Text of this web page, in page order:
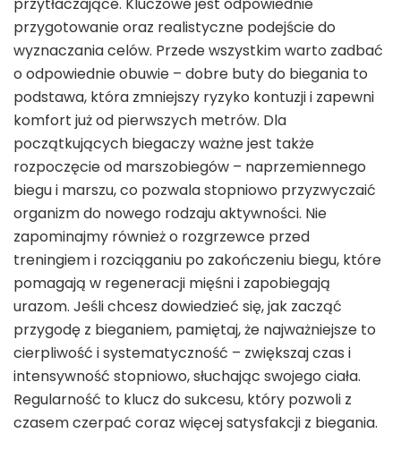
przytłaczające. Kluczowe jest odpowiednie
przygotowanie oraz realistyczne podejście do
wyznaczania celów. Przede wszystkim warto zadbać
o odpowiednie obuwie – dobre buty do biegania to
podstawa, która zmniejszy ryzyko kontuzji i zapewni
komfort już od pierwszych metrów. Dla
początkujących biegaczy ważne jest także
rozpoczęcie od marszobiegów – naprzemiennego
biegu i marszu, co pozwala stopniowo przyzwyczaić
organizm do nowego rodzaju aktywności. Nie
zapominajmy również o rozgrzewce przed
treningiem i rozciąganiu po zakończeniu biegu, które
pomagają w regeneracji mięśni i zapobiegają
urazom. Jeśli chcesz dowiedzieć się, jak zacząć
przygodę z bieganiem, pamiętaj, że najważniejsze to
cierpliwość i systematyczność – zwiększaj czas i
intensywność stopniowo, słuchając swojego ciała.
Regularność to klucz do sukcesu, który pozwoli z
czasem czerpać coraz więcej satysfakcji z biegania.